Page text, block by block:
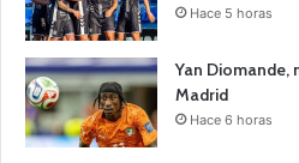
Hace 5 horas
Yan Diomande,
Madrid
Hace 6 horas